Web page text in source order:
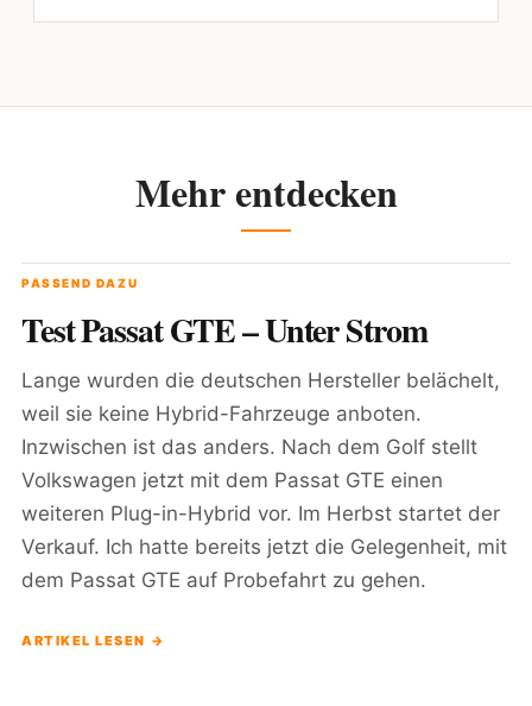
Mehr entdecken
PASSEND DAZU
Test Passat GTE – Unter Strom
Lange wurden die deutschen Hersteller belächelt,
weil sie keine Hybrid-Fahrzeuge anboten.
Inzwischen ist das anders. Nach dem Golf stellt
Volkswagen jetzt mit dem Passat GTE einen
weiteren Plug-in-Hybrid vor. Im Herbst startet der
Verkauf. Ich hatte bereits jetzt die Gelegenheit, mit
dem Passat GTE auf Probefahrt zu gehen.
ARTIKEL LESEN →